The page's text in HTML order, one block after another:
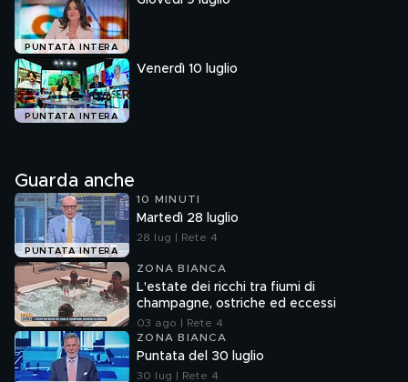
PUNTATA INTERA
PUNTATA INTERA
Venerdì 10 luglio
Guarda anche
PUNTATA INTERA
10 MINUTI
Martedì 28 luglio
28 lug | Rete 4
ZONA BIANCA
L'estate dei ricchi tra fiumi di
champagne, ostriche ed eccessi
03 ago | Rete 4
ZONA BIANCA
Puntata del 30 luglio
30 lug | Rete 4